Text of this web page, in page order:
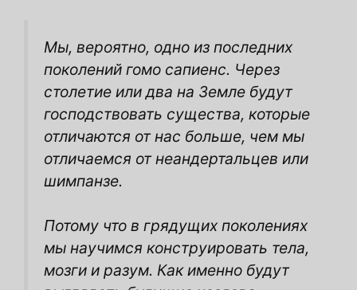
Мы, вероятно, одно из последних
поколений гомо сапиенс. Через
столетие или два на Земле будут
господствовать существа, которые
отличаются от нас больше, чем мы
отличаемся от неандертальцев или
шимпанзе.
Потому что в грядущих поколениях
мы научимся конструировать тела,
мозги и разум. Как именно будут